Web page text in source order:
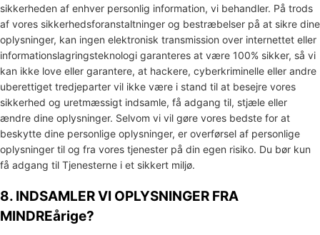
sikkerheden af enhver personlig information, vi behandler. På trods
af vores sikkerhedsforanstaltninger og bestræbelser på at sikre dine
oplysninger, kan ingen elektronisk transmission over internettet eller
informationslagringsteknologi garanteres at være 100% sikker, så vi
kan ikke love eller garantere, at hackere, cyberkriminelle eller andre
uberettiget tredjeparter vil ikke være i stand til at besejre vores
sikkerhed og uretmæssigt indsamle, få adgang til, stjæle eller
ændre dine oplysninger. Selvom vi vil gøre vores bedste for at
beskytte dine personlige oplysninger, er overførsel af personlige
oplysninger til og fra vores tjenester på din egen risiko. Du bør kun
få adgang til Tjenesterne i et sikkert miljø.
8. INDSAMLER VI OPLYSNINGER FRA
MINDREårige?